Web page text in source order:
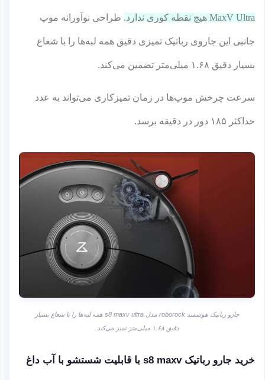
MaxV Ultra هیچ نقطه کوری ندارد. طراحی نوآورانه موپ
جانبی این جاروی رباتیک تمیزی دقیق همه لبه‌ها را با شعاع
بسیار دقیق ۱.۶۸ میلی‌متر تضمین می‌کند.
سرعت چرخش موپ‌ها در زمان تمیزکاری می‌تواند به عدد
حداکثر ۱۸۵ دور در دقیقه برسد.
جارو رباتیک هوشمند roborock مدل s8 maxv ultra همه لبه‌ها را با شعاع بسیار
دقیق ۱.۶۸ میلی‌متر تمیز می‌کند.
خرید جارو رباتیک s8 maxv با قابلیت شستشو با آب داغ